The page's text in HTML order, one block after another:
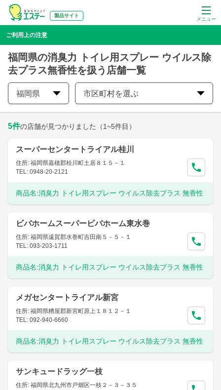
メニュー
製品サイト
ご利用上の注意
福岡県の消臭力 トイレ用スプレー ウイルス除
去プラス無香性を扱う店舗一覧
福岡県 市区町村を選ぶ
5件の店舗が見つかりました （1~5件目）
スーパーセンタートライアル桂川
住所: 福岡県嘉穂郡桂川町土居８１５－１
TEL: 0948-20-2121
商品名:消臭力 トイレ用スプレー ウイルス除去プラス 無香性
ビバホームスーパービバホーム東水巻
住所: 福岡県遠賀郡水巻町吉田南５－５－１
TEL: 093-203-1711
商品名:消臭力 トイレ用スプレー ウイルス除去プラス 無香性
メガセンタートライアル新宮
住所: 福岡県糟屋郡新宮町原上１８１２－１
TEL: 092-940-6660
商品名:消臭力 トイレ用スプレー ウイルス除去プラス 無香性
サンキュードラッグ一枝
住所: 福岡県北九州市戸畑区一枝２－３－３５